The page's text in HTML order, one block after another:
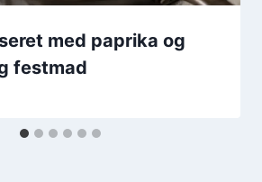
med paprika og
festmad